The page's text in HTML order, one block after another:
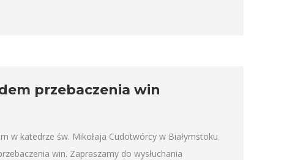
przebaczenia win
w katedrze św. Mikołaja Cudotwórcy w Białymstoku
win. Zapraszamy do wysłuchania